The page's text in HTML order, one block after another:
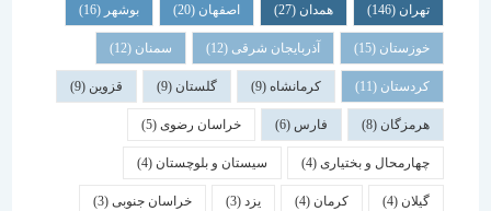
همدان اصفهان (20) بوشهر
خوزستان(15) آذربایجان شرقی(12) سمنان (12)
کردستان(11) کرمانشاه(9) گلستان (9) قزوین
هرمزگان(8) فارس خراسان رضوی(5)
چهارمحال و بختیاری (4) سیستان و بلوچستان(4)
کرمان یزد خراسان جنوبی(3)